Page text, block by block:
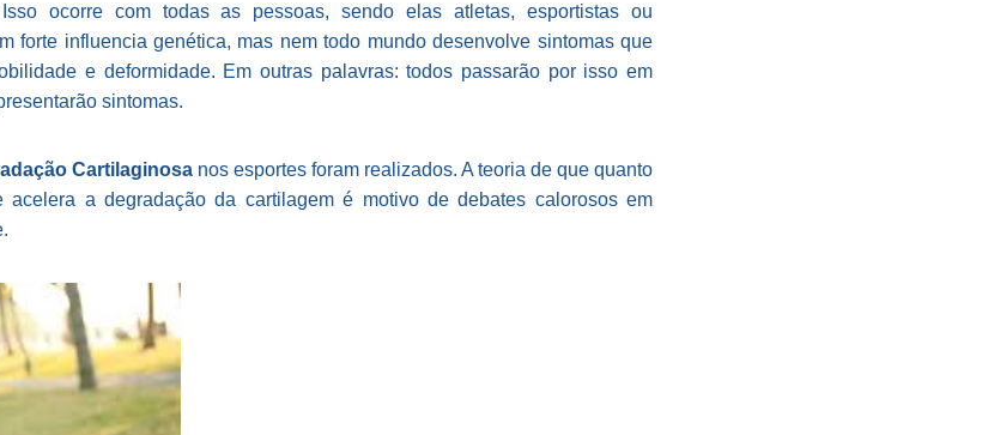
ocorre com todas as pessoas, sendo elas atletas, esportistas ou
forte influencia genética, mas nem todo mundo desenvolve sintomas que
e deformidade. Em outras palavras: todos passarão por isso em
sintomas.
Cartilaginosa nos esportes foram realizados. A teoria de que quanto
acelera a degradação da cartilagem é motivo de debates calorosos em